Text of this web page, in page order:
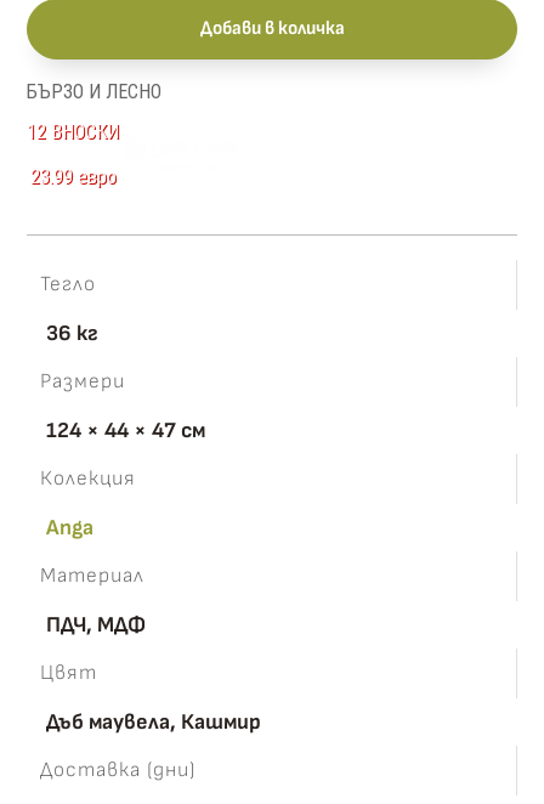
Anga
RTV2S
Добави в количка
БЪРЗО И ЛЕСНО
12 ВНОСКИ
23.99 евро
Тегло
36 кг
Размери
124 × 44 × 47 см
Колекция
Anga
Материал
ПДЧ, МДФ
Цвят
Дъб маувела, Кашмир
Доставка (дни)